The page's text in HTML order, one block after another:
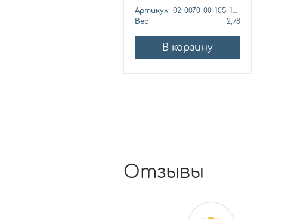
Артикул
Вес
2,78
В корзину
Отзывы